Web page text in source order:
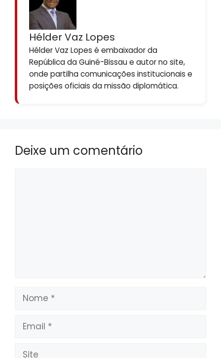
Hélder Vaz Lopes
Hélder Vaz Lopes é embaixador da
República da Guiné-Bissau e autor no site,
onde partilha comunicações institucionais e
posições oficiais da missão diplomática.
Deixe um comentário
Nome
Email
Site